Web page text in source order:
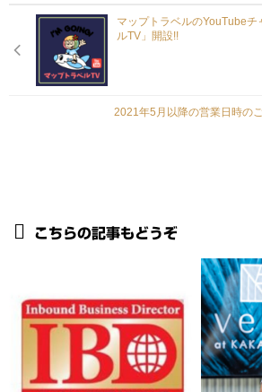
マップトラベルのYouTube
ルTV」開設!!
2021年5月以降の営業日時の
こちらの記事もどうぞ